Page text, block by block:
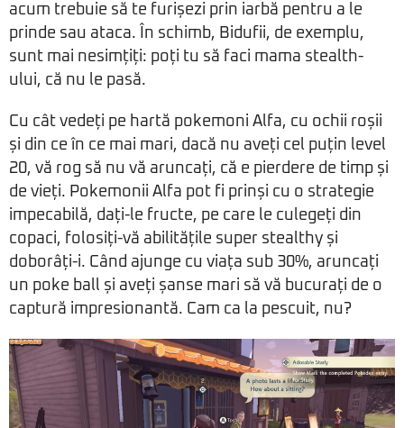
acum trebuie să te furișezi prin iarbă pentru a le
prinde sau ataca. În schimb, Bidufii, de exemplu,
sunt mai nesimțiți: poți tu să faci mama stealth-
ului, că nu le pasă.
Cu cât vedeți pe hartă pokemoni Alfa, cu ochii roșii
și din ce în ce mai mari, dacă nu aveți cel puțin level
20, vă rog să nu vă aruncați, că e pierdere de timp și
de vieți. Pokemonii Alfa pot fi prinși cu o strategie
impecabilă, dați-le fructe, pe care le culegeți din
copaci, folosiți-vă abilitățile super stealthy și
doborâți-i. Când ajunge cu viața sub 30%, aruncați
un poke ball și aveți șanse mari să vă bucurați de o
captură impresionantă. Cam ca la pescuit, nu?